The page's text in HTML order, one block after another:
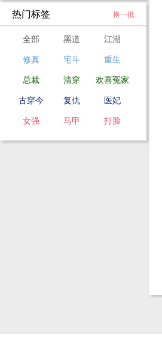
热门标签 换一批
全部 黑道 江湖
修真 宅斗 重生
总裁 清穿 欢喜冤家
古穿今 复仇 医妃
女强 马甲 打脸